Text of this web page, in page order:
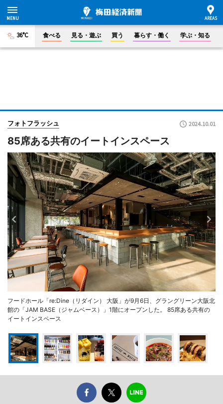
36°C 食べる 見る・遊ぶ 買う 暮らす・働く 学ぶ・知る
フォトフラッシュ 2024.10.01
85席ある共有のイートインスペース
フードホール「re:Dine（リダイン） 大阪」が9月6日、グラングリーン大阪北
館の「JAM BASE（ジャムベース）」1階にオープンした。 85席ある共有の
イートインスペース